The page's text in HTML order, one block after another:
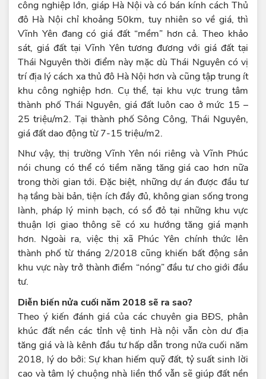
công nghiệp lớn, giáp Hà Nội và có bán kính cách Thủ
đô Hà Nội chỉ khoảng 50km, tuy nhiên so về giá, thì
Vĩnh Yên đang có giá đất “mềm” hơn cả. Theo khảo
sát, giá đất tại Vĩnh Yên tương đương với giá đất tại
Thái Nguyên thời điểm này mặc dù Thái Nguyên có vị
trí địa lý cách xa thủ đô Hà Nội hơn và cũng tập trung ít
khu công nghiệp hơn. Cụ thể, tại khu vực trung tâm
thành phố Thái Nguyên, giá đất luôn cao ở mức 15 –
25 triệu/m2. Tại thành phố Sông Công, Thái Nguyên,
giá đất dao động từ 7-15 triệu/m2.
Như vậy, thị trường Vĩnh Yên nói riêng và Vĩnh Phúc
nói chung có thể có tiềm năng tăng giá cao hơn nữa
trong thời gian tới. Đặc biệt, những dự án được đầu tư
hạ tầng bài bản, tiện ích đầy đủ, không gian sống trong
lành, pháp lý minh bạch, có sổ đỏ tại những khu vực
thuận lợi giao thông sẽ có xu hướng tăng giá mạnh
hơn. Ngoài ra, việc thị xã Phúc Yên chính thức lên
thành phố từ tháng 2/2018 cũng khiến bất động sản
khu vực này trở thành điểm “nóng” đầu tư cho giới đầu
tư.
Diễn biến nửa cuối năm 2018 sẽ ra sao?
Theo ý kiến đánh giá của các chuyên gia BĐS, phân
khúc đất nền các tỉnh vệ tinh Hà nội vẫn còn dư địa
tăng giá và là kênh đầu tư hấp dẫn trong nửa cuối năm
2018, lý do bởi: Sự khan hiếm quỹ đất, tỷ suất sinh lời
cao và tâm lý chuộng nhà liền thổ vẫn sẽ giúp đất nền